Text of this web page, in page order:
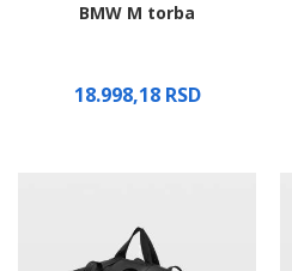
BMW M torba
18.998,18 RSD